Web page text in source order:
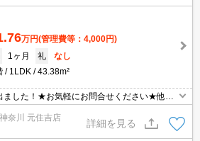
万円(管理費等：4,000円)
1ヶ月 礼
なし
1LDK 43.38m²
した！★お気軽にお問合せください★他社
なる物件はまとめてご紹介可能です！★ZOO
す★
奈川 元住吉店
詳細を見る